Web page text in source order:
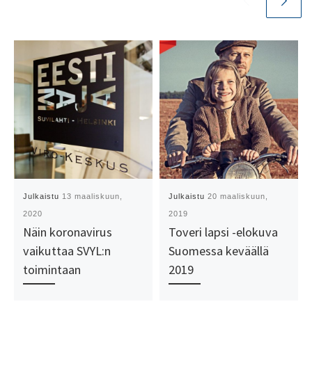
Julkaistu 13 maaliskuun,
2020
Näin koronavirus
vaikuttaa SVYL:n
toimintaan
Julkaistu20 maaliskuun,
2019
Toveri lapsi -elokuva
Suomessa keväällä
2019